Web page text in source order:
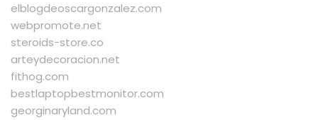
elblogdeoscargonzalez.com
webpromote.net
steroids-store.co
arteydecoracion.net
fithog.com
bestlaptopbestmonitor.com
georginaryland.com